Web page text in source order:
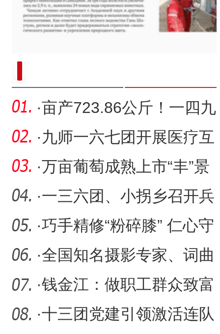
·亩产723.86公斤！一四九
团花生高产万亩示范片单
产
·九师一六七团开展医疗互
助保障政策宣传活动
·万亩葡萄成熟上市“丰”景
好
·一三六团、小拐乡召开兵
地融合庆祝第八个中国农
民
·巧手精修“粉碎膝” 仁心守
护“冀疆情”
·全国知名摄影专家、词曲
作家采风创作团走进第十
三
·钱金江：做职工群众致富
路上的“领路人”
·十三团党建引领激活连队